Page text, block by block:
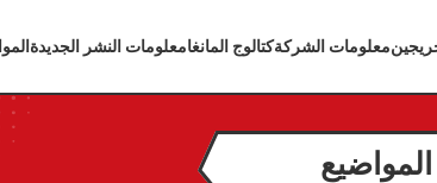
معلومات النشر الجديدةكتالوج المانغامعلومات الشركة
المواضيع